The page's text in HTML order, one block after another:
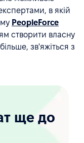
в якій
PeopleForce
створити власну
зв'яжіться з
ще до